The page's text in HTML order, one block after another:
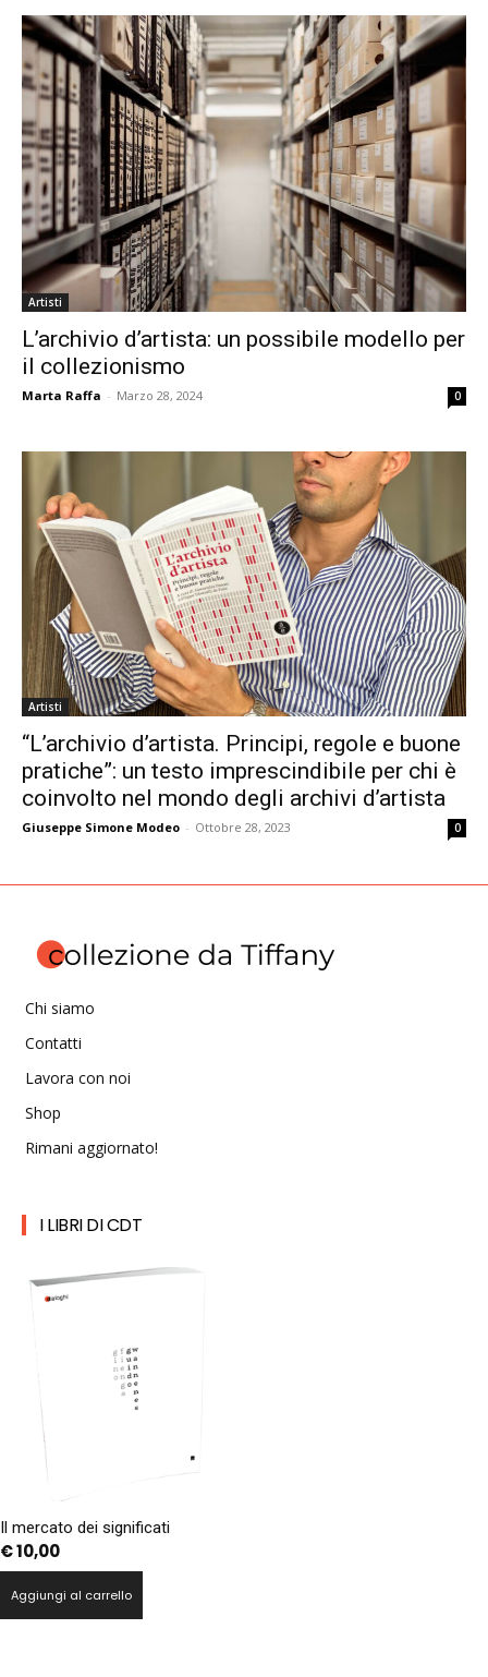
Artisti
L’archivio d’artista: un possibile modello per
il collezionismo
Marta Raffa - Marzo 28, 2024 0
Artisti
“L’archivio d’artista. Principi, regole e buone
pratiche”: un testo imprescindibile per chi è
coinvolto nel mondo degli archivi d’artista
Giuseppe Simone Modeo - Ottobre 28, 2023 0
Chi siamo
Contatti
Lavora con noi
Shop
Rimani aggiornato!
I LIBRI DI CDT
Il mercato dei significati
€10,00
Aggiungi al carrello